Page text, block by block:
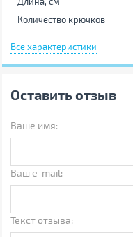
Количество крючков
Вариант цвета
Другие
Производитель
Примечание
Все характеристики
Оставить отзыв
Ваше имя:
Ваш e-mail:
Текст отзыва: